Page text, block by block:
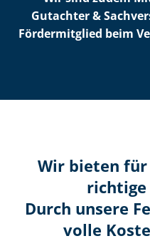
Gutachter &
Fördermitglied beim
Wir bieten für
richtige
Durch unsere
volle